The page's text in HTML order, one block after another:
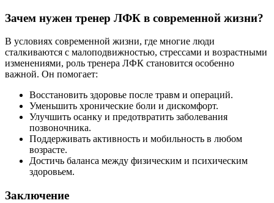
Зачем нужен тренер ЛФК в современной жизни?
В условиях современной жизни, где многие люди
сталкиваются с малоподвижностью, стрессами и возрастными
изменениями, роль тренера ЛФК становится особенно
важной. Он помогает:
Восстановить здоровье после травм и операций.
Уменьшить хронические боли и дискомфорт.
Улучшить осанку и предотвратить заболевания
позвоночника.
Поддерживать активность и мобильность в любом
возрасте.
Достичь баланса между физическим и психическим
здоровьем.
Заключение